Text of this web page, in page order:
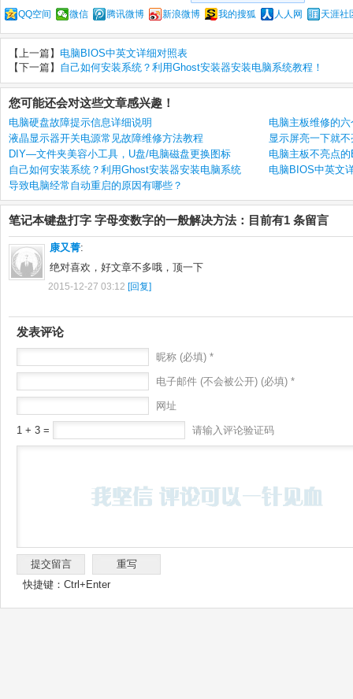
QQ空间 微信 腾讯微博 新浪微博 我的搜狐 人人网 天涯社
【上一篇】 电脑BIOS中英文详细对照表
【下一篇】 自己如何安装系统？利用Ghost安装器安装电脑系统教程！
您可能还会对这些文章感兴趣！
电脑硬盘故障提示信息详细说明
电脑主板维修的
液晶显示器开关电源常见故障维修方法教程
显示屏亮一下就
DIY—文件夹美容小工具，U盘/电脑磁盘更换图标
电脑主板不亮点
自己如何安装系统？利用Ghost安装器安装电脑系统
电脑BIOS中英文
导致电脑经常自动重启的原因有哪些？
笔记本键盘打字 字母变数字的一般解决方法：目前有1 条留言
康又菁:
绝对喜欢，好文章不多哦，顶一下
2015-12-27 03:12 [回复]
发表评论
昵称 (必填) *
电子邮件 (不会被公开) (必填) *
网址
1 + 3 = 请输入评论验证码
快捷键：Ctrl+Enter